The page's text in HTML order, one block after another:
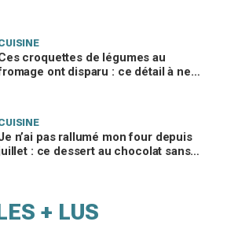
croquettes de légumes au
ont disparu : ce détail à ne
n’ai pas rallumé mon four depuis
: ce dessert au chocolat sans
+ LUS